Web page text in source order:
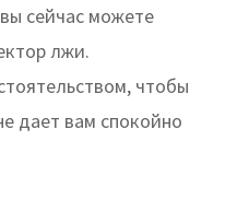
сейчас можете
лжи.
чтобы
дает вам спокойно